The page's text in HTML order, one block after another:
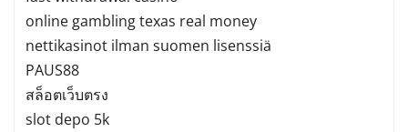
online gambling texas real money
nettikasinot ilman suomen lisenssiä
PAUS88
สล็อตเว็บตรง
slot depo 5k